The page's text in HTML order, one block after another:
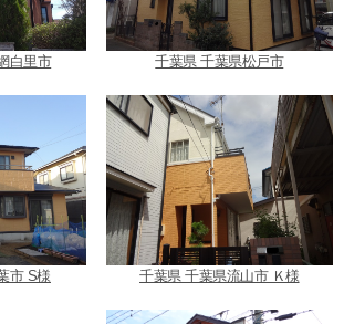
白里市 千葉県 千葉県松戸市
市 S様 千葉県 千葉県流山市 Ｋ様